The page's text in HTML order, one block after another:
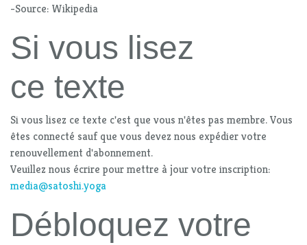
-Source: Wikipedia
Si vous lisez
ce texte
Si vous lisez ce texte c'est que vous n'êtes pas membre. Vous
êtes connecté sauf que vous devez nous expédier votre
renouvellement d'abonnement.
Veuillez nous écrire pour mettre à jour votre inscription:
media@satoshi.yoga
Débloquez votre